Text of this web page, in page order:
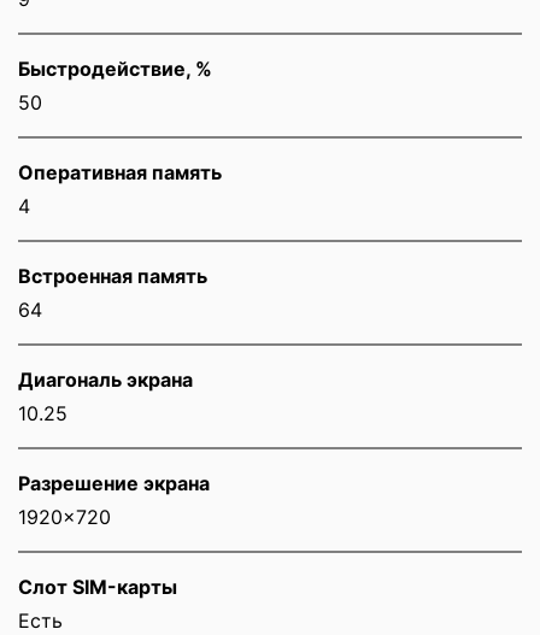
Быстродействие, %
50
Оперативная память
4
Встроенная память
64
Диагональ экрана
10.25
Разрешение экрана
1920x720
Слот SIM-карты
Eсть